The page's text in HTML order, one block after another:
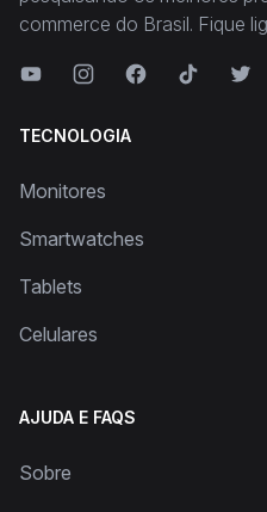
commerce do Brasil. Fique
TECNOLOGIA
Monitores
Smartwatches
Tablets
Celulares
AJUDA E FAQS
Sobre